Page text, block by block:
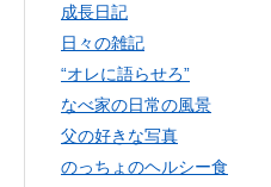
成長日記
日々の雑記
“オレに語らせろ”
なべ家の日常の風景
父の好きな写真
のっちょのヘルシー食